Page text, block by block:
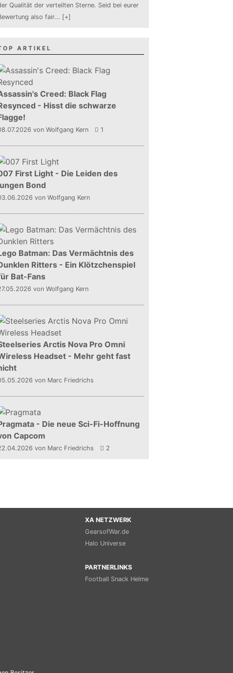
Qualität der verteilten Sterne. Seid bei eurer
also fair... [+]
ARTIKEL
Creed: Black Flag
- Hisst die schwarze
von Wolfgang Kern 1
First Light - Die Leiden des
Bond
von Wolfgang Kern
Batman: Das Vermächtnis des
Ritters - Ein Klötzchenspiel
Bat-Fans
von Wolfgang Kern
Arctis Nova Pro Omni
Headset - Mehr geht fast
von Marc Friedrichs
- Die neue Sci-Fi-Hoffnung
Capcom
von Marc Friedrichs 2
XA NETZWERK
GearsofWar.de
Halo Universe
PARTNERLINKS
Football Snack Helme